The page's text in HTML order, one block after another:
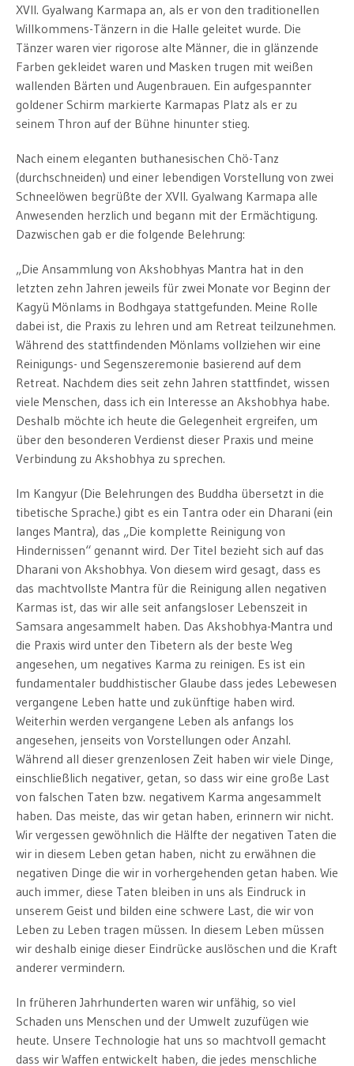
XVII. Gyalwang Karmapa an, als er von den traditionellen
Willkommens-Tänzern in die Halle geleitet wurde. Die
Tänzer waren vier rigorose alte Männer, die in glänzende
Farben gekleidet waren und Masken trugen mit weißen
wallenden Bärten und Augenbrauen. Ein aufgespannter
goldener Schirm markierte Karmapas Platz als er zu
seinem Thron auf der Bühne hinunter stieg.
Nach einem eleganten buthanesischen Chö-Tanz
(durchschneiden) und einer lebendigen Vorstellung von zwei
Schneelöwen begrüßte der XVII. Gyalwang Karmapa alle
Anwesenden herzlich und begann mit der Ermächtigung.
Dazwischen gab er die folgende Belehrung:
„Die Ansammlung von Akshobhyas Mantra hat in den
letzten zehn Jahren jeweils für zwei Monate vor Beginn der
Kagyü Mönlams in Bodhgaya stattgefunden. Meine Rolle
dabei ist, die Praxis zu lehren und am Retreat teilzunehmen.
Während des stattfindenden Mönlams vollziehen wir eine
Reinigungs- und Segenszeremonie basierend auf dem
Retreat. Nachdem dies seit zehn Jahren stattfindet, wissen
viele Menschen, dass ich ein Interesse an Akshobhya habe.
Deshalb möchte ich heute die Gelegenheit ergreifen, um
über den besonderen Verdienst dieser Praxis und meine
Verbindung zu Akshobhya zu sprechen.
Im Kangyur (Die Belehrungen des Buddha übersetzt in die
tibetische Sprache.) gibt es ein Tantra oder ein Dharani (ein
langes Mantra), das „Die komplette Reinigung von
Hindernissen“ genannt wird. Der Titel bezieht sich auf das
Dharani von Akshobhya. Von diesem wird gesagt, dass es
das machtvollste Mantra für die Reinigung allen negativen
Karmas ist, das wir alle seit anfangsloser Lebenszeit in
Samsara angesammelt haben. Das Akshobhya-Mantra und
die Praxis wird unter den Tibetern als der beste Weg
angesehen, um negatives Karma zu reinigen. Es ist ein
fundamentaler buddhistischer Glaube dass jedes Lebewesen
vergangene Leben hatte und zukünftige haben wird.
Weiterhin werden vergangene Leben als anfangs los
angesehen, jenseits von Vorstellungen oder Anzahl.
Während all dieser grenzenlosen Zeit haben wir viele Dinge,
einschließlich negativer, getan, so dass wir eine große Last
von falschen Taten bzw. negativem Karma angesammelt
haben. Das meiste, das wir getan haben, erinnern wir nicht.
Wir vergessen gewöhnlich die Hälfte der negativen Taten die
wir in diesem Leben getan haben, nicht zu erwähnen die
negativen Dinge die wir in vorhergehenden getan haben. Wie
auch immer, diese Taten bleiben in uns als Eindruck in
unserem Geist und bilden eine schwere Last, die wir von
Leben zu Leben tragen müssen. In diesem Leben müssen
wir deshalb einige dieser Eindrücke auslöschen und die Kraft
anderer vermindern.
In früheren Jahrhunderten waren wir unfähig, so viel
Schaden uns Menschen und der Umwelt zuzufügen wie
heute. Unsere Technologie hat uns so machtvoll gemacht
dass wir Waffen entwickelt haben, die jedes menschliche